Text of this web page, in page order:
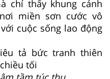
chỉ thấy khung cảnh
miền sơn cước vô
cuộc sống lao động
tả bức tranh thiên
tối